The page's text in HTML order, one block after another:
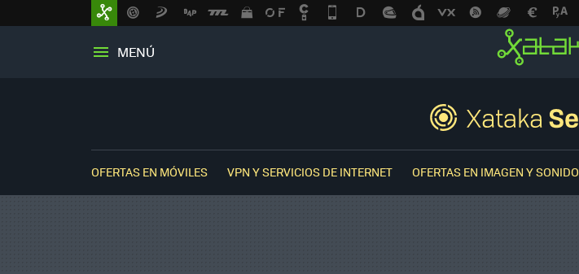
MENÚ
OFERTAS EN MÓVILES VPN Y SERVICIOS DE INTERNET OFERTAS EN IMAGEN Y SONIDO